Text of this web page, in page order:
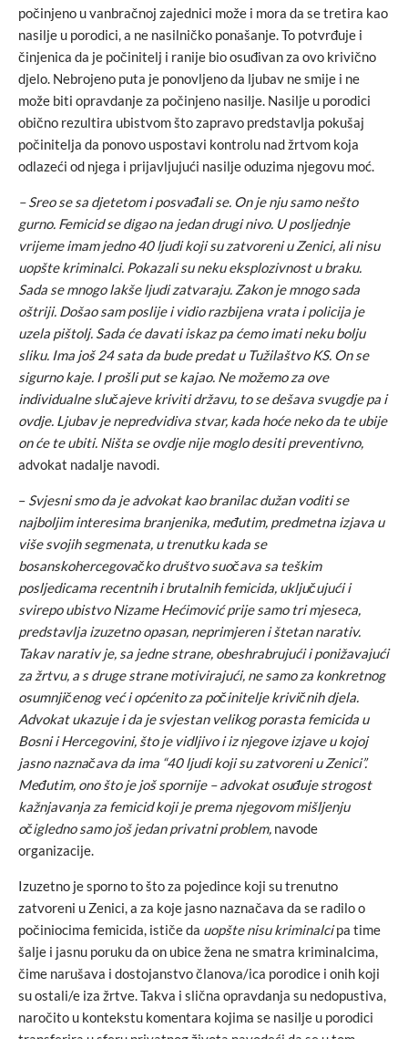
počinjeno u vanbračnoj zajednici može i mora da se tretira kao
nasilje u porodici, a ne nasilničko ponašanje. To potvrđuje i
činjenica da je počinitelj i ranije bio osuđivan za ovo krivično
djelo. Nebrojeno puta je ponovljeno da ljubav ne smije i ne
može biti opravdanje za počinjeno nasilje. Nasilje u porodici
obično rezultira ubistvom što zapravo predstavlja pokušaj
počinitelja da ponovo uspostavi kontrolu nad žrtvom koja
odlazeći od njega i prijavljujući nasilje oduzima njegovu moć.
– Sreo se sa djetetom i posvađali se. On je nju samo nešto
gurno. Femicid se digao na jedan drugi nivo. U posljednje
vrijeme imam jedno 40 ljudi koji su zatvoreni u Zenici, ali nisu
uopšte kriminalci. Pokazali su neku eksplozivnost u braku.
Sada se mnogo lakše ljudi zatvaraju. Zakon je mnogo sada
oštriji. Došao sam poslije i vidio razbijena vrata i policija je
uzela pištolj. Sada će davati iskaz pa ćemo imati neku bolju
sliku. Ima još 24 sata da bude predat u Tužilaštvo KS. On se
sigurno kaje. I prošli put se kajao. Ne možemo za ove
individualne slučajeve kriviti državu, to se dešava svugdje pa i
ovdje. Ljubav je nepredvidiva stvar, kada hoće neko da te ubije
on će te ubiti. Ništa se ovdje nije moglo desiti preventivno,
advokat nadalje navodi.
– Svjesni smo da je advokat kao branilac dužan voditi se
najboljim interesima branjenika, međutim, predmetna izjava u
više svojih segmenata, u trenutku kada se
bosanskohercegovačko društvo suočava sa teškim
posljedicama recentnih i brutalnih femicida, uključujući i
svirepo ubistvo Nizame Hećimović prije samo tri mjeseca,
predstavlja izuzetno opasan, neprimjeren i štetan narativ.
Takav narativ je, sa jedne strane, obeshrabrujući i ponižavajući
za žrtvu, a s druge strane motivirajući, ne samo za konkretnog
osumnjičenog već i općenito za počinitelje krivičnih djela.
Advokat ukazuje i da je svjestan velikog porasta femicida u
Bosni i Hercegovini, što je vidljivo i iz njegove izjave u kojoj
jasno naznačava da ima “40 ljudi koji su zatvoreni u Zenici”.
Međutim, ono što je još spornije – advokat osuđuje strogost
kažnjavanja za femicid koji je prema njegovom mišljenju
očigledno samo još jedan privatni problem, navode
organizacije.
Izuzetno je sporno to što za pojedince koji su trenutno
zatvoreni u Zenici, a za koje jasno naznačava da se radilo o
počiniocima femicida, ističe da uopšte nisu kriminalcipa time
šalje i jasnu poruku da on ubice žena ne smatra kriminalcima,
čime narušava i dostojanstvo članova/ica porodice i onih koji
su ostali/e iza žrtve. Takva i slična opravdanja su nedopustiva,
naročito u kontekstu komentara kojima se nasilje u porodici